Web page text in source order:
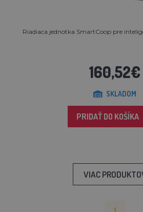
Riadiaca jednotka SmartCoop pre
160,52€
SKLADOM
PRIDAŤ DO KOŠÍKA
VIAC